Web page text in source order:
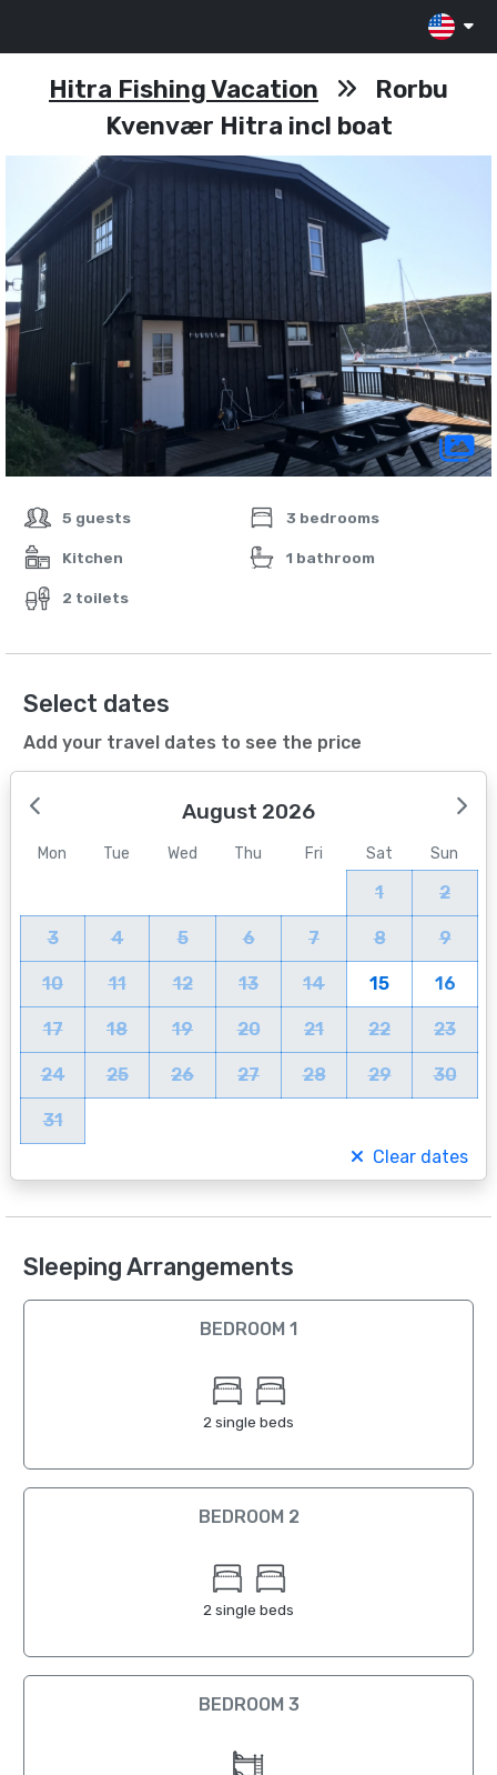
Hitra Fishing Vacation
Rorbu
Kvenvær Hitra incl boat
5 guests 3 bedrooms
Kitchen 1 bathroom
2 toilets
Select dates
Add your travel dates to see the price
August 2026
Mon Tue Wed Thu Fri Sat Sun
1 2
3 4 5 6 7 8 9
10 11 12 13 14 15 16
17 18 19 20 21 22 23
24 25 26 27 28 29 30
31
Clear dates
Sleeping Arrangements
BEDROOM 1
2 single beds
BEDROOM 2
2 single beds
BEDROOM 3